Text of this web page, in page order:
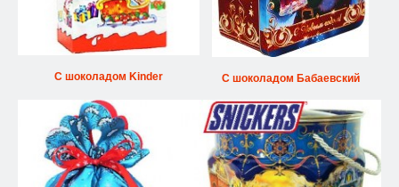
С шоколадом Kinder С шоколадом Бабаевский